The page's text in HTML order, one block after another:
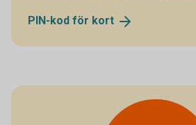
PIN-kod för kort